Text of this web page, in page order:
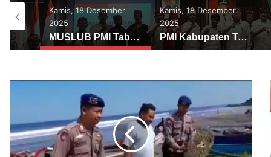
MUSLUB PMI Tabanan 2025, PMI Provinsi Bali Tekankan Pentingnya Tata Kelola dan Sinergi dengan Pemerintah
Kamis, 18 Desember
2025
PMI Kabupaten Tabanan Gelar Musyawarah Luar Biasa, I Made Dirga Terpilih sebagai Ketua Baru
Sabtu, 29 November
2025
Pratisentana Shri Nararya Kreshna Kepakisan Padati Pura Kawitan di Selukat